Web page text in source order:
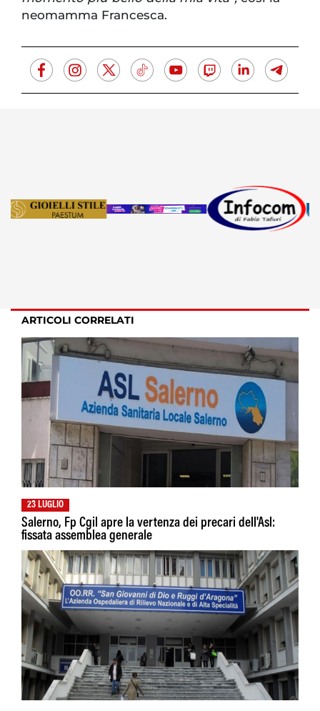
neomamma Francesca.
ARTICOLI CORRELATI
23 LUGLIO
Salerno, Fp Cgil apre la vertenza dei precari dell'Asl:
fissata assemblea generale